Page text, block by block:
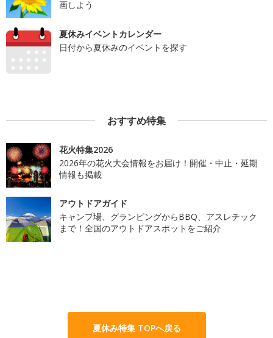
画しよう
夏休みイベントカレンダー
日付から夏休みのイベントを探す
おすすめ特集
花火特集2026
2026年の花火大会情報をお届け！開催・中止・延期
情報も掲載
アウトドアガイド
キャンプ場、グランピングからBBQ、アスレチック
まで！全国のアウトドアスポットをご紹介
夏休み特集 TOPへ戻る